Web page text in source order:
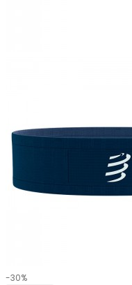
-30%